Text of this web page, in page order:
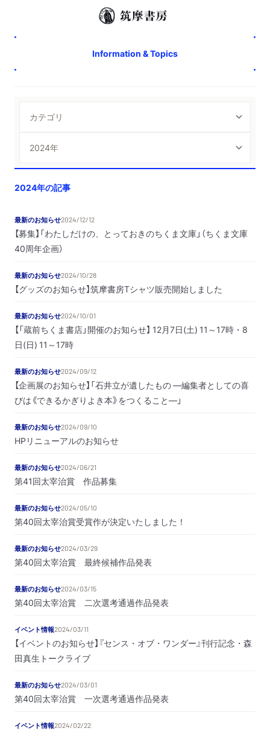
Information & Topics
2024年の記事
最新のお知らせ2024/12/12
【募集】「わたしだけの、とっておきのちくま文庫」（ちくま文庫
40周年企画）
最新のお知らせ2024/10/28
【グッズのお知らせ】筑摩書房Tシャツ販売開始しました
最新のお知らせ2024/10/01
【「蔵前ちくま書店」開催のお知らせ】 12月7日(土) 11～17時・8
日(日) 11～17時
最新のお知らせ2024/09/12
【企画展のお知らせ】「石井立が遺したもの ―編集者としての喜
びは《できるかぎりよき本》をつくること―」
最新のお知らせ2024/09/10
HPリニューアルのお知らせ
最新のお知らせ2024/06/21
第41回太宰治賞 作品募集
最新のお知らせ2024/05/10
第40回太宰治賞受賞作が決定いたしました！
最新のお知らせ2024/03/29
第40回太宰治賞 最終候補作品発表
最新のお知らせ2024/03/15
第40回太宰治賞 二次選考通過作品発表
イベント情報2024/03/11
【イベントのお知らせ】『センス・オブ・ワンダー』刊行記念・森
田真生トークライブ
最新のお知らせ2024/03/01
第40回太宰治賞 一次選考通過作品発表
イベント情報2024/02/22